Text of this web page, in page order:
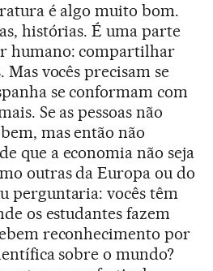
é algo muito bom.
histórias. É uma parte
humano: compartilhar
vocês precisam se
se conformam com
Se as pessoas não
mas então não
que a economia não seja
outras da Europa ou do
perguntaria: vocês têm
os estudantes fazem
reconhecimento por
sobre o mundo?